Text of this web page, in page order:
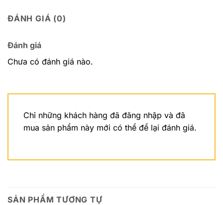
ĐÁNH GIÁ (0)
Đánh giá
Chưa có đánh giá nào.
Chỉ những khách hàng đã đăng nhập và đã
mua sản phẩm này mới có thể để lại đánh giá.
SẢN PHẨM TƯƠNG TỰ